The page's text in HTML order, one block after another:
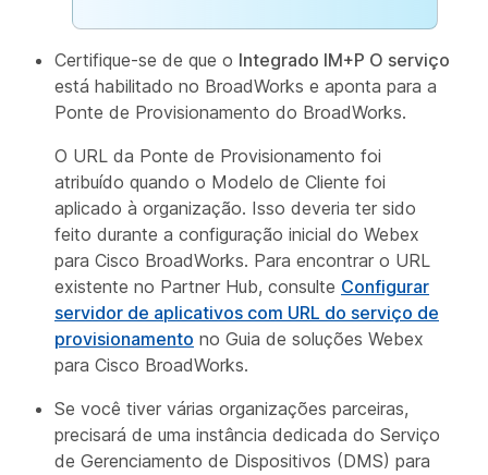
Certifique-se de que o Integrado IM+P O serviço
está habilitado no BroadWorks e aponta para a
Ponte de Provisionamento do BroadWorks.
O URL da Ponte de Provisionamento foi
atribuído quando o Modelo de Cliente foi
aplicado à organização. Isso deveria ter sido
feito durante a configuração inicial do Webex
para Cisco BroadWorks. Para encontrar o URL
existente no Partner Hub, consulte Configurar
servidor de aplicativos com URL do serviço de
provisionamento no Guia de soluções Webex
para Cisco BroadWorks.
Se você tiver várias organizações parceiras,
precisará de uma instância dedicada do Serviço
de Gerenciamento de Dispositivos (DMS) para